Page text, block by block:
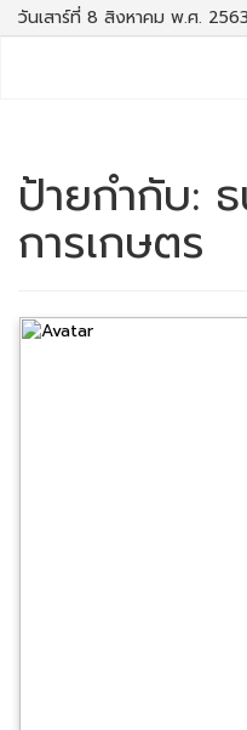
วันเสาร์ที่ 8 สิงหาคม พ.ศ. 2563
ป้ายกำกับ:
การเกษตร